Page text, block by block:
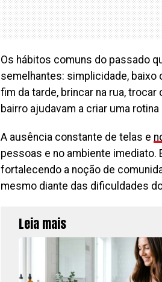
Os hábitos comuns do passado
semelhantes: simplicidade, baixo
fim da tarde, brincar na rua,
bairro ajudavam a criar uma
A ausência constante de telas e
pessoas e no ambiente
fortalecendo a noção de
mesmo diante das dificuldades
Leia mais